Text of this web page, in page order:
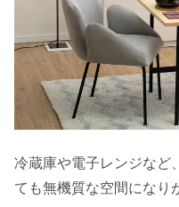
冷蔵庫や電子レンジなど
ても無機質な空間になり